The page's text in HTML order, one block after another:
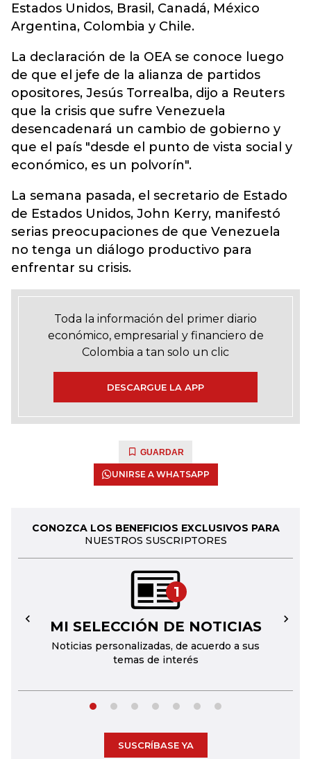
Estados Unidos, Brasil, Canadá, México
Argentina, Colombia y Chile.
La declaración de la OEA se conoce luego
de que el jefe de la alianza de partidos
opositores, Jesús Torrealba, dijo a Reuters
que la crisis que sufre Venezuela
desencadenará un cambio de gobierno y
que el país "desde el punto de vista social y
económico, es un polvorín".
La semana pasada, el secretario de Estado
de Estados Unidos, John Kerry, manifestó
serias preocupaciones de que Venezuela
no tenga un diálogo productivo para
enfrentar su crisis.
Toda la información del primer diario
económico, empresarial y financiero de
Colombia a tan solo un clic
DESCARGUE LA APP
GUARDAR
UNIRSE A WHATSAPP
CONOZCA LOS BENEFICIOS EXCLUSIVOS PARA
NUESTROS SUSCRIPTORES
1
MI SELECCIÓN DE NOTICIAS
Noticias personalizadas, de acuerdo a sus
temas de interés
← →
SUSCRÍBASE YA